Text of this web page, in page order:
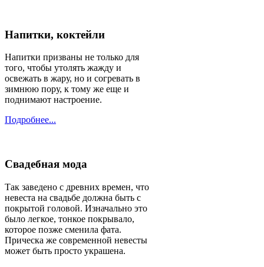
освежать в жару, но и согревать в
зимнюю пору, к тому же еще и
поднимают настроение.
Подробнее...
Свадебная мода
покрытой головой. Изначально это
которое позже сменила фата.
Прическа же современной невесты
может быть просто украшена.
Подробнее...